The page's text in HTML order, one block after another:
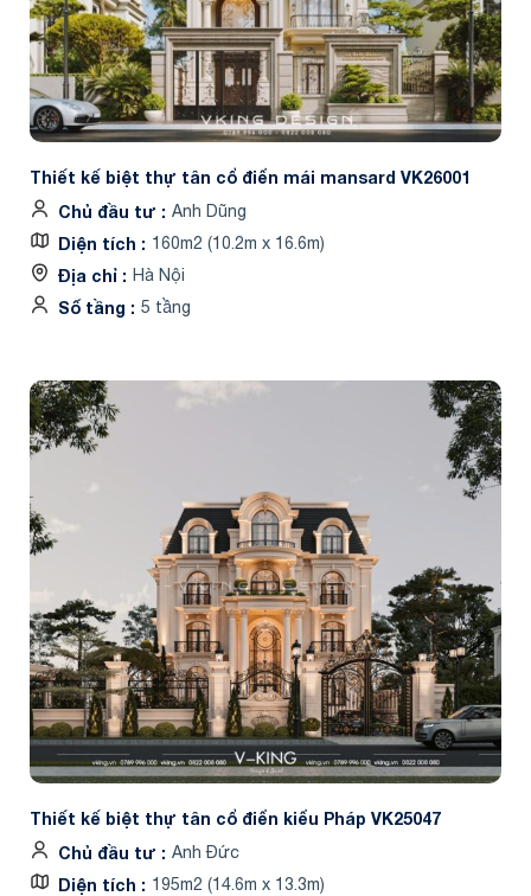
Thiết kế biệt thự tân cổ điển mái mansard VK26001
Chủ đầu tư
Anh Dũng
Diện tích 160m2 (10.2m x 16.6m)
Địa chỉ Hà Nội
Số tầng 5 tầng
Thiết kế biệt thự tân cổ điển kiểu Pháp VK25047
Chủ đầu tư
Anh Đức
Diện tích 195m2 (14.6m x 13.3m)